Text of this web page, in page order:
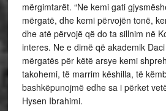
mërgimtarët. “Ne kemi gati
mërgatë, dhe kemi përvojën tonë,
dhe atë përvojë që do ta sillnim në
interes. Ne e dimë që akademik
mërgatës për këtë arsye kemi
takohemi, të marrim këshilla, të
bashkëpunojmë edhe sa i përket
Hysen Ibrahimi.